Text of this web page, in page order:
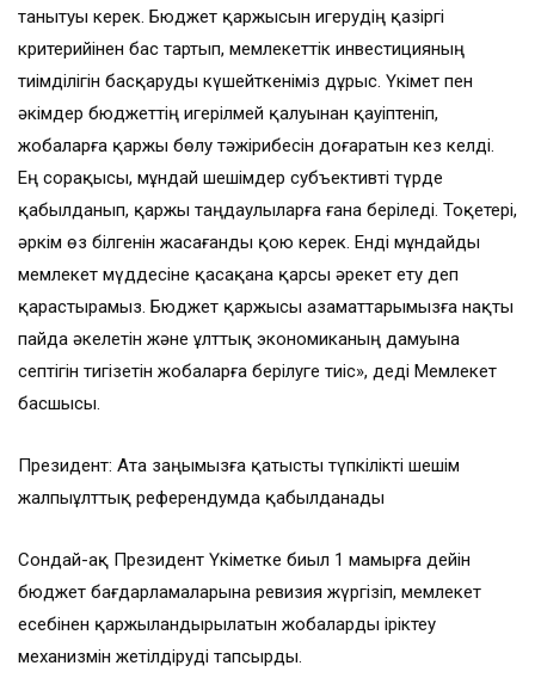
танытуы керек. Бюджет қаржысын игерудің қазіргі
критерийінен бас тартып, мемлекеттік инвестицияның
тиімділігін басқаруды күшейткеніміз дұрыс. Үкімет пен
әкімдер бюджеттің игерілмей қалуынан қауіптеніп,
жобаларға қаржы бөлу тәжірибесін доғаратын кез келді.
Ең сорақысы, мұндай шешімдер субъективті түрде
қабылданып, қаржы таңдаулыларға ғана беріледі. Тоқетері,
әркім өз білгенін жасағанды қою керек. Енді мұндайды
мемлекет мүддесіне қасақана қарсы әрекет ету деп
қарастырамыз. Бюджет қаржысы азаматтарымызға нақты
пайда әкелетін және ұлттық экономиканың дамуына
септігін тигізетін жобаларға берілуге тиіс», деді Мемлекет
басшысы.
Президент: Ата заңымызға қатысты түпкілікті шешім
жалпыұлттық референдумда қабылданады
Сондай-ақ Президент Үкіметке биыл 1 мамырға дейін
бюджет бағдарламаларына ревизия жүргізіп, мемлекет
есебінен қаржыландырылатын жобаларды іріктеу
механизмін жетілдіруді тапсырды.